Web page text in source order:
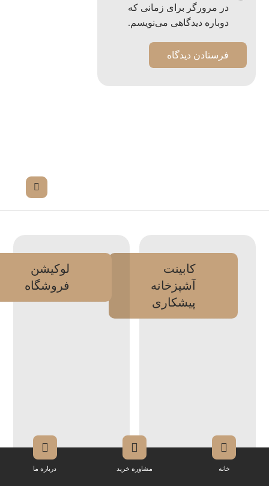
در مرورگر برای زمانی که
دوباره دیدگاهی می‌نویسم.
کابینت
آشپزخانه
پیشکاری
لوکیشن
فروشگاه
خانه مشاوره خرید درباره ما